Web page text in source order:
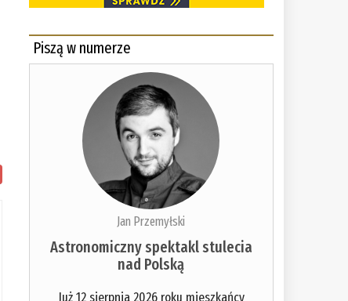
Piszą w numerze
Jan Przemyłski
Astronomiczny spektakl stulecia
nad Polską
Już 12 sierpnia 2026 roku mieszkańcy